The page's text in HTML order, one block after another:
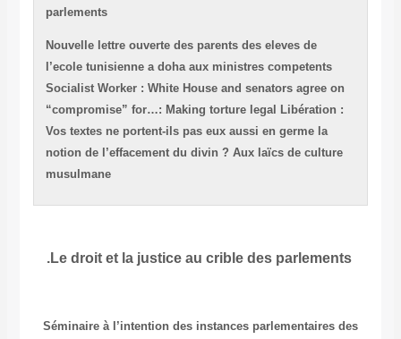
Nouvelle lettre ouverte des parents des eleves de
l’ecole tunisienne a doha aux ministres competents
Socialist Worker : White House and senators agree
“compromise” for…: Making torture legal
Vos textes ne portent-ils pas eux aussi en germe la
notion de l’effacement du divin ? Aux laïcs de
musulmane
Le droit et la justice au crible des
Séminaire à l’intention des instances parlementaires